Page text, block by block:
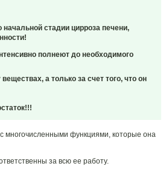
стадии цирроза печени,
полнеют до необходимого
а только за счет того, что он
многочисленными функциями, которые она
за всю ее работу.